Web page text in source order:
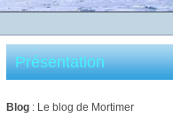
Présentation
Blog : Le blog de Mortimer